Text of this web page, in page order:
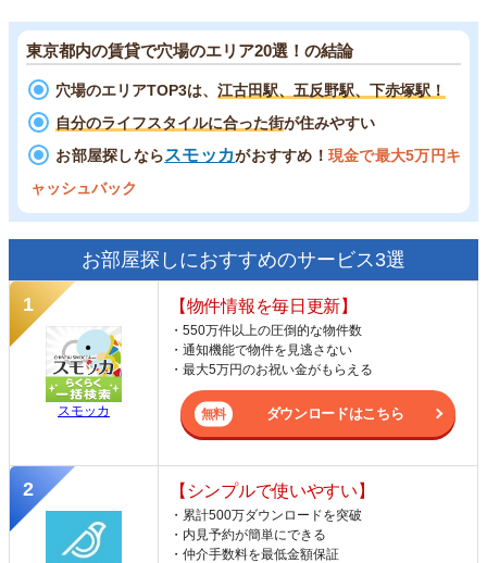
東京都内の賃貸で穴場のエリア20選！の結論
穴場のエリアTOP3は、 江古田駅、五反野駅、下赤塚駅！
自分のライフスタイルに合った街が住みやすい
お部屋探しならスモッカがおすすめ！ 現金で最大5万円キ
ャッシュバック
お部屋探しにおすすめのサービス3選
スモッカ
【物件情報を毎日更新】
・550万件以上の圧倒的な物件数
・通知機能で物件を見逃さない
・最大5万円のお祝い金がもらえる
ダウンロードはこちら
【シンプルで使いやすい】
・累計500万ダウンロードを突破
・内見予約が簡単にできる
・仲介手数料を最低金額保証